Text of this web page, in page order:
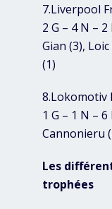
7.Liverpool
2 G – 4 N – 2
Gian (3),
(1)
8.Lokomotiv
1 G – 1 N –
Cannonieru
Les
trophées